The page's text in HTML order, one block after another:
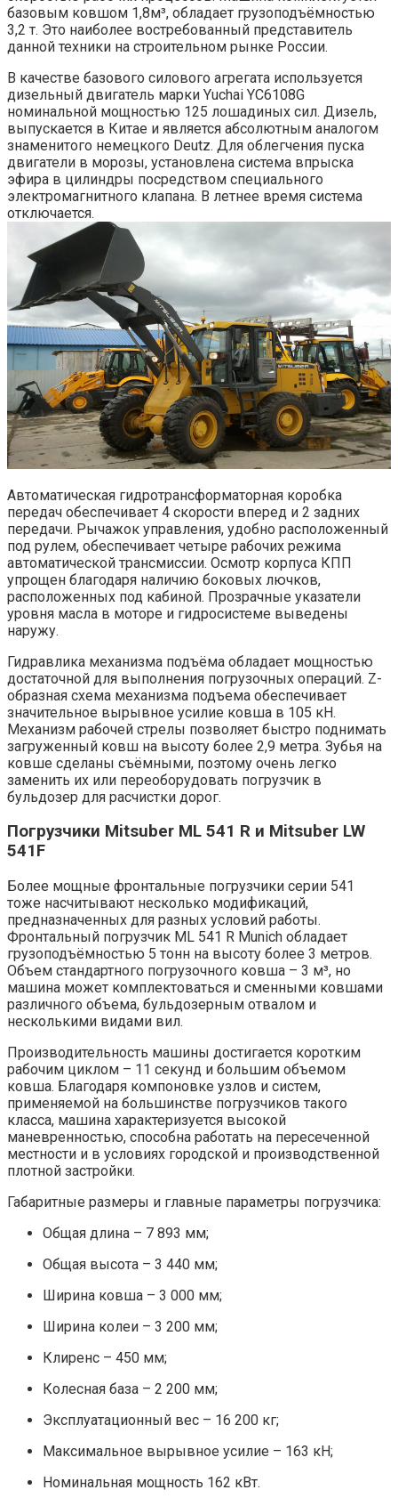
базовым ковшом 1,8м³, обладает грузоподъёмностью
3,2 т. Это наиболее востребованный представитель
данной техники на строительном рынке России.
В качестве базового силового агрегата используется
дизельный двигатель марки Yuchai YC6108G
номинальной мощностью 125 лошадиных сил. Дизель,
выпускается в Китае и является абсолютным аналогом
знаменитого немецкого Deutz. Для облегчения пуска
двигатели в морозы, установлена система впрыска
эфира в цилиндры посредством специального
электромагнитного клапана. В летнее время система
отключается.
Автоматическая гидротрансформаторная коробка
передач обеспечивает 4 скорости вперед и 2 задних
передачи. Рычажок управления, удобно расположенный
под рулем, обеспечивает четыре рабочих режима
автоматической трансмиссии. Осмотр корпуса КПП
упрощен благодаря наличию боковых лючков,
расположенных под кабиной. Прозрачные указатели
уровня масла в моторе и гидросистеме выведены
наружу.
Гидравлика механизма подъёма обладает мощностью
достаточной для выполнения погрузочных операций. Z-
образная схема механизма подъема обеспечивает
значительное вырывное усилие ковша в 105 кН.
Механизм рабочей стрелы позволяет быстро поднимать
загруженный ковш на высоту более 2,9 метра. Зубья на
ковше сделаны съёмными, поэтому очень легко
заменить их или переоборудовать погрузчик в
бульдозер для расчистки дорог.
Погрузчики Mitsuber ML 541 R и Mitsuber LW
541F
Более мощные фронтальные погрузчики серии 541
тоже насчитывают несколько модификаций,
предназначенных для разных условий работы.
Фронтальный погрузчик ML 541 R Munich обладает
грузоподъёмностью 5 тонн на высоту более 3 метров.
Объем стандартного погрузочного ковша – 3 м³, но
машина может комплектоваться и сменными ковшами
различного объема, бульдозерным отвалом и
несколькими видами вил.
Производительность машины достигается коротким
рабочим циклом – 11 секунд и большим объемом
ковша. Благодаря компоновке узлов и систем,
применяемой на большинстве погрузчиков такого
класса, машина характеризуется высокой
маневренностью, способна работать на пересеченной
местности и в условиях городской и производственной
плотной застройки.
Габаритные размеры и главные параметры погрузчика:
Общая длина – 7 893 мм;
Общая высота – 3 440 мм;
Ширина ковша – 3 000 мм;
Ширина колеи – 3 200 мм;
Клиренс – 450 мм;
Колесная база – 2 200 мм;
Эксплуатационный вес – 16 200 кг;
Максимальное вырывное усилие – 163 кН;
Номинальная мощность 162 кВт.